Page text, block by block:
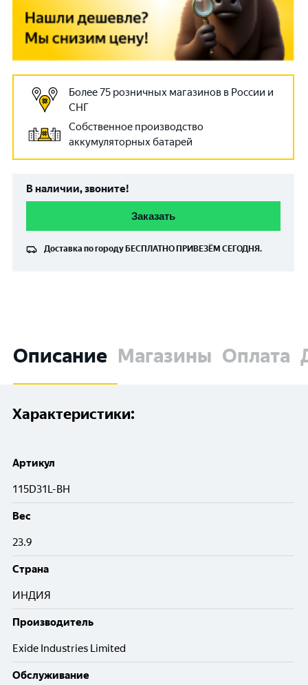
Более 75 розничных магазинов в России и
СНГ
Собственное производство
аккумуляторных батарей
В наличии, звоните!
Заказать
Доставка по городу БЕСПЛАТНО ПРИВЕЗЁМ СЕГОДНЯ.
Описание Магазины Оплата
Характеристики:
Артикул
115D31L-BH
Вес
23.9
Cтрана
ИНДИЯ
Производитель
Exide Industries Limited
Обслуживание